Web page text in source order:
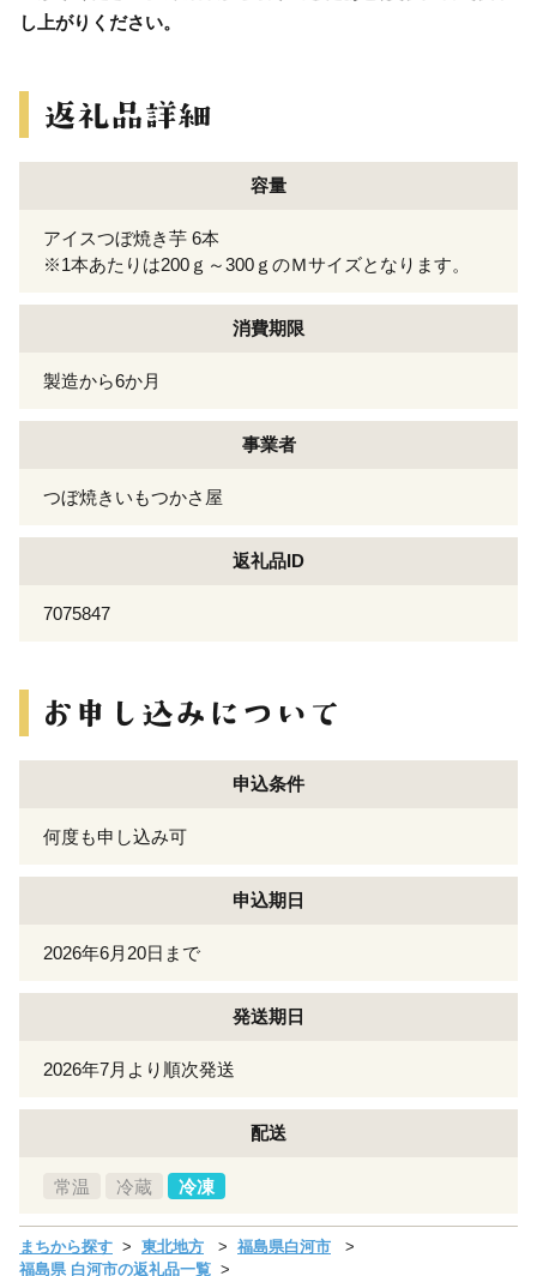
し上がりください。
容量
アイスつぼ焼き芋 6本
※1本あたりは200ｇ～300ｇのＭサイズとなります。
消費期限
製造から6か月
事業者
つぼ焼きいもつかさ屋
返礼品ID
7075847
申込条件
何度も申し込み可
申込期日
2026年6月20日まで
発送期日
2026年7月より順次発送
配送
常温 冷蔵 冷凍
まちから探す 東北地方
福島県白河市
福島県 白河市の返礼品一覧